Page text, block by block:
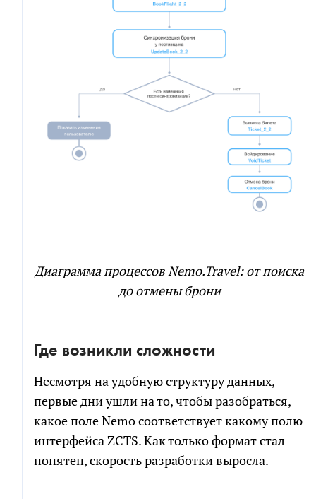
Диаграмма процессов Nemo.Travel: от поиска
до отмены брони
Где возникли сложности
Несмотря на удобную структуру данных,
первые дни ушли на то, чтобы разобраться,
какое поле Nemo соответствует какому полю
интерфейса ZCTS. Как только формат стал
понятен, скорость разработки выросла.